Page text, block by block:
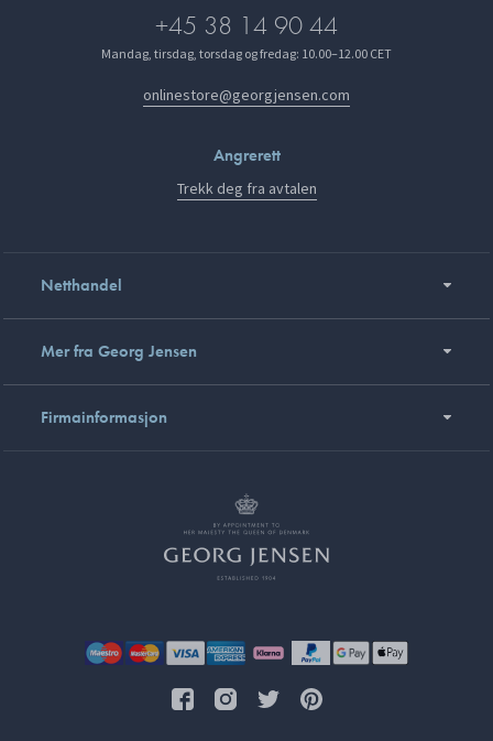
+45 38 14 90 44
Mandag, tirsdag, torsdag og fredag: 10.00–12.00 CET
onlinestore@georgjensen.com
Angrerett
Trekk deg fra avtalen
Netthandel
Mer fra Georg Jensen
Firmainformasjon